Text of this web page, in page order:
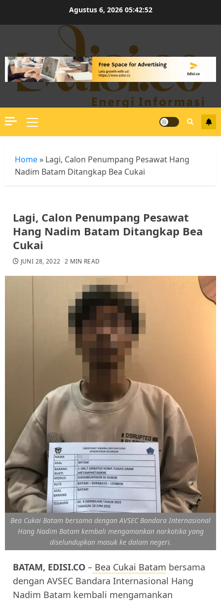
Agustus 6, 2026 05:42:52
Primary
Menu
Home » Lagi, Calon Penumpang Pesawat Hang
Nadim Batam Ditangkap Bea Cukai
Lagi, Calon Penumpang Pesawat
Hang Nadim Batam Ditangkap Bea
Cukai
JUNI 28, 2022 2 MIN READ
Bea Cukai Batam bersama dengan AVSEC Bandara Internasional
Hang Nadim Batam kembali mengamankan narkotika yang
diselundupkan masuk ke dalam negeri.
BATAM, EDISI.CO – Bea Cukai Batam bersama
dengan AVSEC Bandara Internasional Hang
Nadim Batam kembali mengamankan